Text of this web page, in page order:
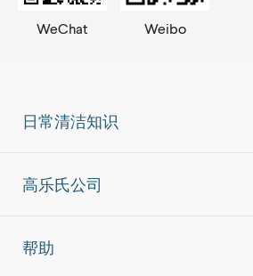
日常清洁知识
高乐氏公司
帮助
WeChat Weibo